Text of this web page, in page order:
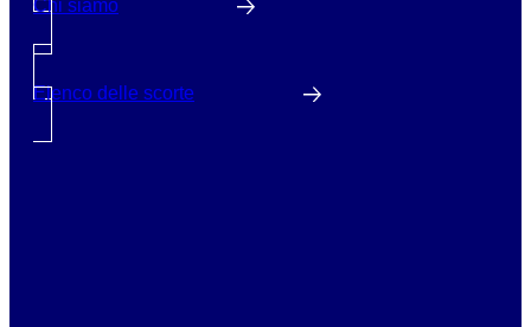
Chi siamo
Elenco delle scorte